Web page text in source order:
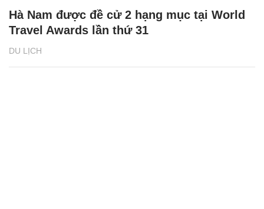
DU LỊCH
Hà Nam được đề cử 2 hạng mục tại World
Travel Awards lần thứ 31